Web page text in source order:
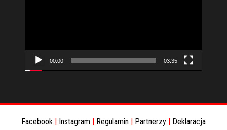
00:00 03:35
Facebook Instagram Regulamin Partnerzy Deklaracja